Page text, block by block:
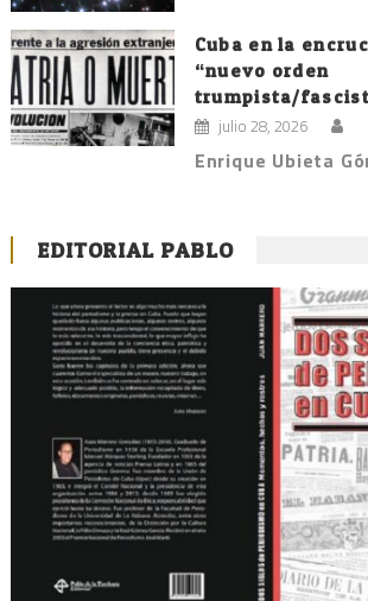
Cuba en la
“nuevo orden
trumpista/
julio 28, 2026
Enrique Ubieta
EDITORIAL PABLO